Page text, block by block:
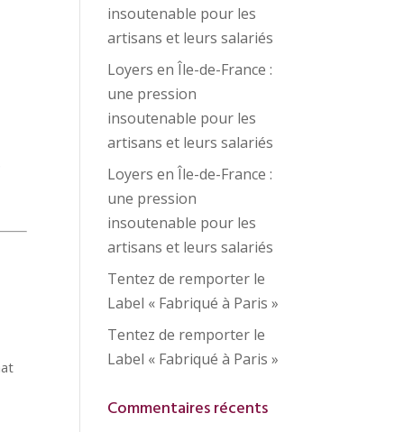
insoutenable pour les
artisans et leurs salariés
Loyers en Île-de-France :
une pression
insoutenable pour les
artisans et leurs salariés
Loyers en Île-de-France :
une pression
insoutenable pour les
artisans et leurs salariés
Tentez de remporter le
Label « Fabriqué à Paris »
Tentez de remporter le
Label « Fabriqué à Paris »
Commentaires récents